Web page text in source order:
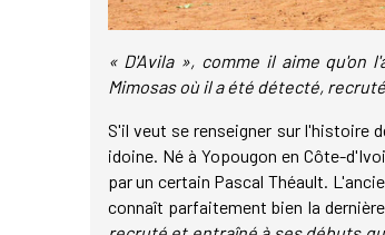
« D'Avila », comme il aime qu'on
Mimosas où il a été détecté,
S'il veut se renseigner sur l'histoire
idoine. Né à Yopougon en Côte-
par un certain Pascal Théault.
connaît parfaitement bien la